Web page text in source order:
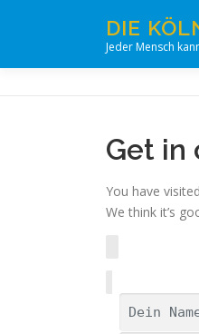
DIE
Jeder Mensch
Get in
You have
We think it’s